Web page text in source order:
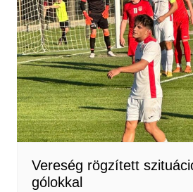
Vereség rögzített
gólokkal